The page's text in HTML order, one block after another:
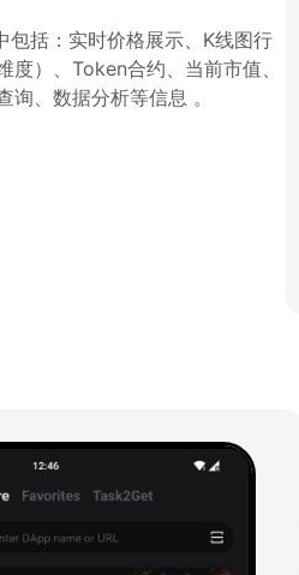
括：实时价格展示、K线图行
）、Token合约、当前市值、
、数据分析等信息 。